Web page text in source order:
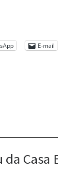
E-mail
Casa